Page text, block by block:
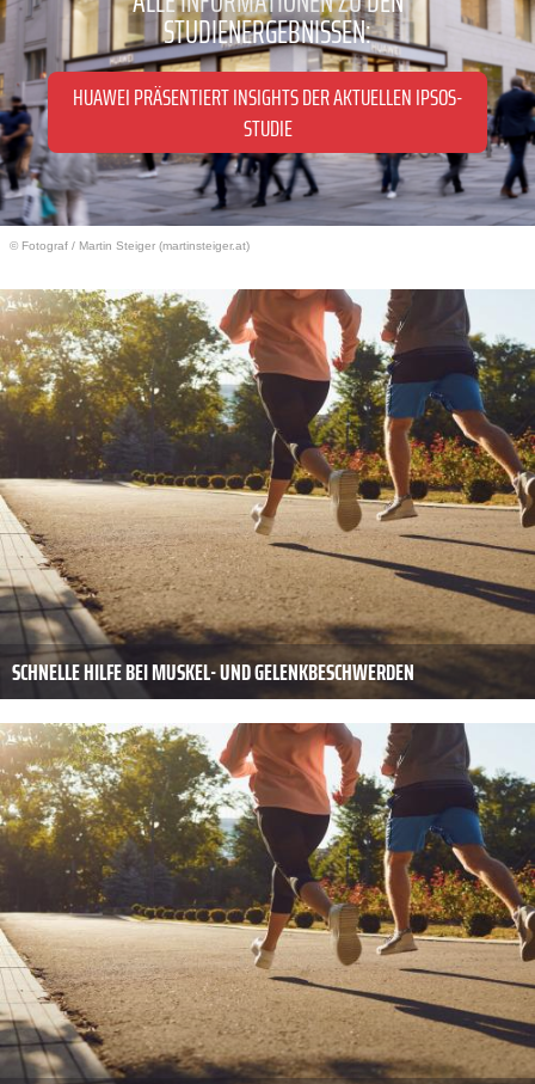
© Fotograf / Martin Steiger (martinsteiger.at)
STUDIENERGEBNISSEN:
HUAWEI PRÄSENTIERT INSIGHTS DER AKTUELLEN IPSOS-
STUDIE
SCHNELLE HILFE BEI MUSKEL- UND GELENKBESCHWERDEN